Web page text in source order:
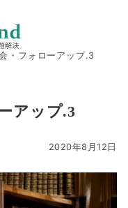
・フォローアップ.3
アップ.3
2020年8月12日